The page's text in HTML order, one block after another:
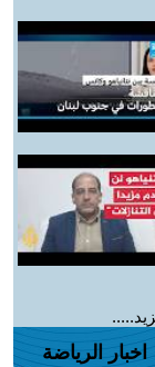
اخبار الرياضة